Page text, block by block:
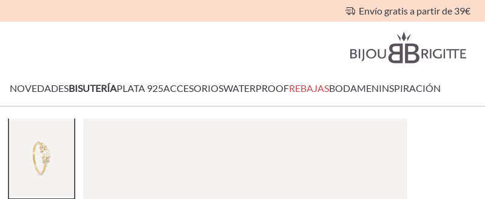
Envío gratis a partir de 39€
NOVEDADESBISUTERÍAPLATA 925ACCESORIOSWATERPROOFREBAJASBODAMENINSPIRACIÓN